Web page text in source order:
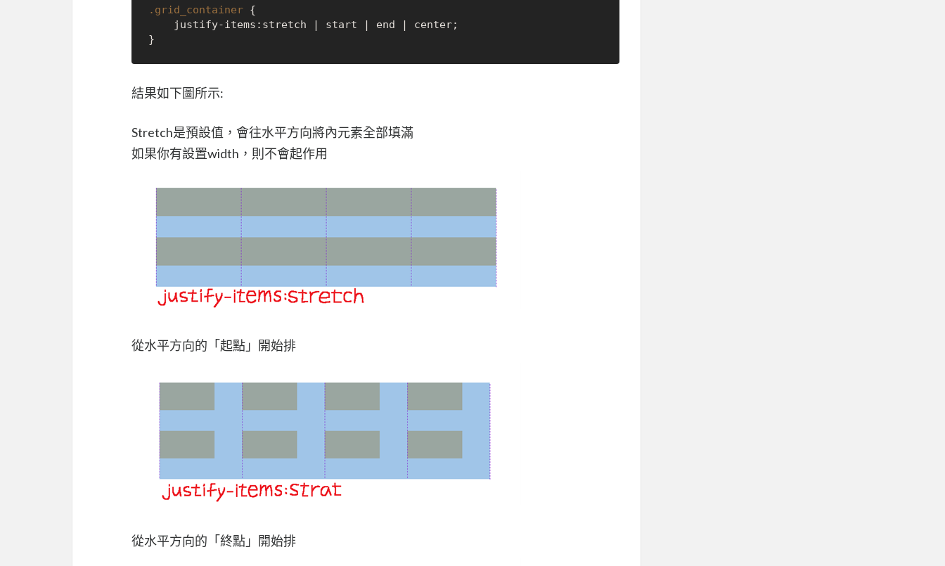
.grid_container {
結果如下圖所示:
Stretch是預設值，會往水平方向將內元素全部填滿
如果你有設置width，則不會起作用
從水平方向的「起點」開始排
從水平方向的「終點」開始排